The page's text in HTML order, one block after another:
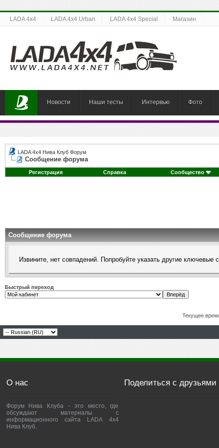
LADA 4x4 LADA 4x4 Urban LADA 4x4 Special Магазин
Новости Наши тесты Интервью Фото
LADA 4x4 Нива Клуб Форум
Сообщение форума
Регистрация Справка Сообщество
Сообщение форума
Извините, нет совпадений. Попробуйте указать другие ключевые
Быстрый переход
Текущее
О нас
Форум Нива Клуба - это место, где
обсуждают материалы с
информационного сайта LADA 4x4
Нива Клуб.
Поделиться с друзьями